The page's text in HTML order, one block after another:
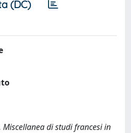
(DC)
di studi francesi in